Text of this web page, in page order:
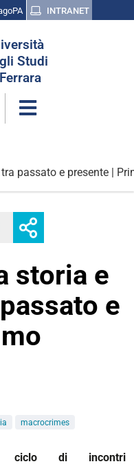
INTRANET
Studi
passato e presente |
Facebook
opzioni
di
condivisione
storia e
e
macrocrimes
marzo/ciclo-
ciclo di incontri